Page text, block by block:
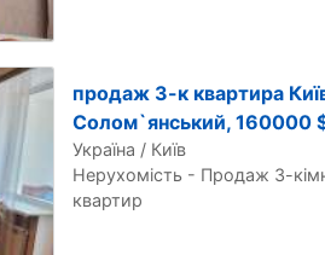
продаж 3-к квартира
Солом`янський, 160000
Україна / Київ
Нерухомість - Продаж 3-
квартир